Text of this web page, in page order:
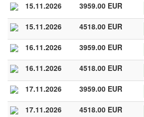
15.11.2026 3959.00 EUR
15.11.2026 4518.00 EUR
16.11.2026 3959.00 EUR
16.11.2026 4518.00 EUR
17.11.2026 3959.00 EUR
17.11.2026 4518.00 EUR